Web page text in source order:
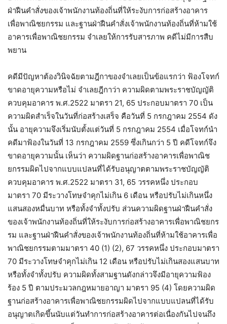
ฝ่าฝืนคำสั่งของเจ้าพนักงานท้องถิ่นที่ให้ระงับการก่อสร้างอาคาร
เพื่อพาณิชยกรรม และฐานฝ่าฝืนคำสั่งเจ้าพนักงานท้องถิ่นที่ห้ามใช้
อาคารเพื่อพาณิชยกรรม จำเลยให้การรับสารภาพ คดีไม่มีการสืบ
พยาน
คดีมีปัญหาต้องวินิจฉัยตามฎีกาของจำเลยเป็นข้อแรกว่า ฟ้องโจทก์
ขาดอายุความหรือไม่ จำเลยฎีกาว่า ความผิดตามพระราชบัญญัติ
ควบคุมอาคาร พ.ศ.2522 มาตรา 21, 65 ประกอบมาตรา 70 เป็น
ความผิดสำเร็จในวันที่ก่อสร้างเสร็จ คือวันที่ 5 กรกฎาคม 2554 ดัง
นั้น อายุความจึงเริ่มนับตั้งแต่วันที่ 5 กรกฎาคม 2554 เมื่อโจทก์นำ
คดีมาฟ้องในวันที่ 13 กรกฎาคม 2559 ซึ่งเกินกว่า 5 ปี คดีโจทก์จึง
ขาดอายุความนั้น เห็นว่า ความผิดฐานก่อสร้างอาคารเพื่อพาณิช
ยกรรมผิดไปจากแบบแปลนที่ได้รับอนุญาตตามพระราชบัญญัติ
ควบคุมอาคาร พ.ศ.2522 มาตรา 31, 65 วรรคหนึ่ง ประกอบ
มาตรา 70 มีระวางโทษจำคุกไม่เกิน 6 เดือน หรือปรับไม่เกินหนึ่ง
แสนสองหมื่นบาท หรือทั้งจำทั้งปรับ ส่วนความผิดฐานฝ่าฝืนคำสั่ง
ของเจ้าพนักงานท้องถิ่นที่ให้ระงับการก่อสร้างอาคารเพื่อพาณิชยกร
รม และฐานฝ่าฝืนคำสั่งของเจ้าพนักงานท้องถิ่นที่ห้ามใช้อาคารเพื่อ
พาณิชยกรรมตามมาตรา 40 (1) (2), 67 วรรคหนึ่ง ประกอบมาตรา
70 มีระวางโทษจำคุกไม่เกิน 12 เดือน หรือปรับไม่เกินสองแสนบาท
หรือทั้งจำทั้งปรับ ความผิดทั้งสามฐานดังกล่าวจึงมีอายุความฟ้อง
ร้อง 5 ปี ตามประมวลกฎหมายอาญา มาตรา 95 (4) โดยความผิด
ฐานก่อสร้างอาคารเพื่อพาณิชยกรรมผิดไปจากแบบแปลนที่ได้รับ
อนุญาตเกิดขึ้นนับแต่วันทำการก่อสร้างอาคารต่อเนื่องกันไปจนถึง